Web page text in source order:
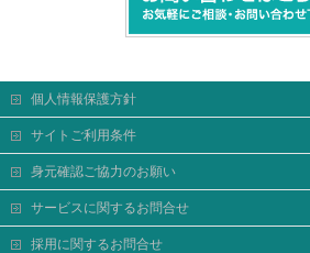
個人情報保護方針
サイトご利用条件
身元確認ご協力のお願い
サービスに関するお問合せ
採用に関するお問合せ